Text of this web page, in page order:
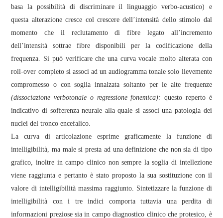
basa la possibilità di discriminare il linguaggio verbo-acustico) e
questa alterazione cresce col crescere dell’intensità dello stimolo dal
momento che il reclutamento di fibre legato all’incremento
dell’intensità sottrae fibre disponibili per la codificazione della
frequenza. Si può verificare che una curva vocale molto alterata con
roll-over completo si associ ad un audiogramma tonale solo lievemente
compromesso o con soglia innalzata soltanto per le alte frequenze
(dissociazione verbotonale o regressione fonemica):questo reperto è
indicativo di sofferenza neurale alla quale si associ una patologia dei
nuclei del tronco encefalico.
La curva di articolazione esprime graficamente la funzione di
intelligibilità, ma male si presta ad una definizione che non sia di tipo
grafico, inoltre in campo clinico non sempre la soglia di intellezione
viene raggiunta e pertanto è stato proposto la sua sostituzione con il
valore di intelligibilità massima raggiunto. Sintetizzare la funzione di
intelligibilità con i tre indici comporta tuttavia una perdita di
informazioni preziose sia in campo diagnostico clinico che protesico, è